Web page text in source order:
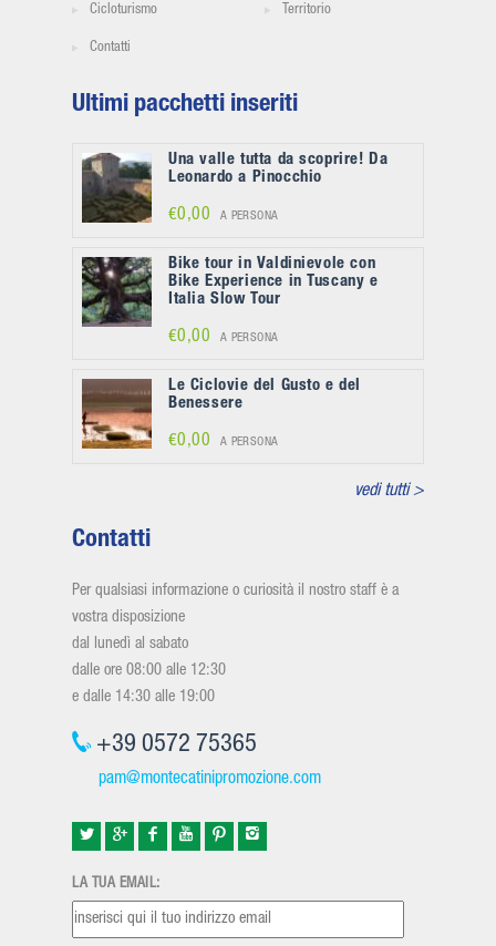
Cicloturismo Territorio
Contatti
Ultimi pacchetti inseriti
Una valle tutta da scoprire! Da
Leonardo a Pinocchio
€0,00 A PERSONA
Bike tour in Valdinievole con
Bike Experience in Tuscany e
Italia Slow Tour
€0,00 A PERSONA
Le Ciclovie del Gusto e del
Benessere
€0,00 A PERSONA
vedi tutti >
Contatti
Per qualsiasi informazione o curiosità il nostro staff è a
vostra disposizione
dal lunedì al sabato
dalle ore 08:00 alle 12:30
e dalle 14:30 alle 19:00
+39 0572 75365
pam@montecatinipromozione.com
LA TUA EMAIL: